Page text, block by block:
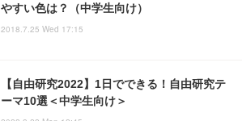
やすい色は？（中学生向け）
2018.7.25 Wed 17:15
【自由研究2022】1日でできる！自由研究テ
ーマ10選＜中学生向け＞